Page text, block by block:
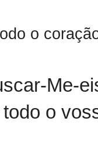
o
Me-
o